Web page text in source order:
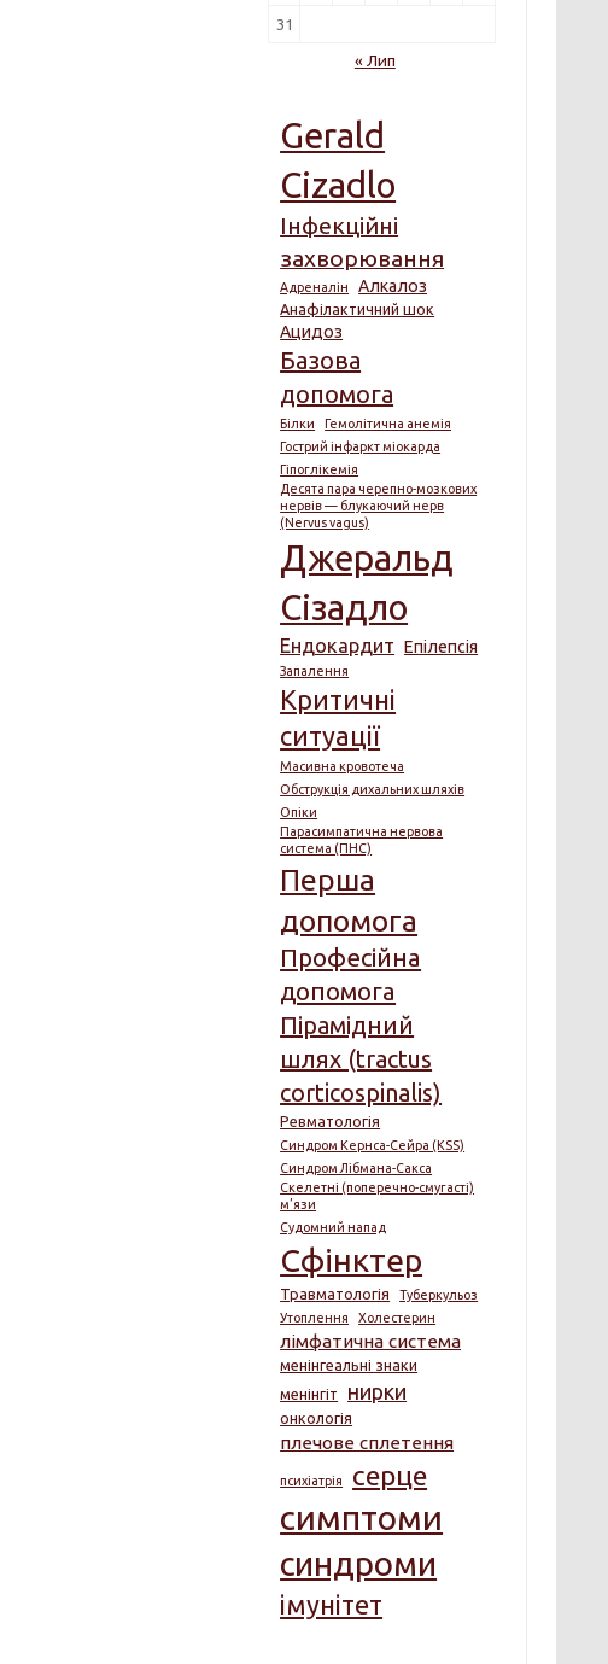
31
« Лип
Gerald
Cizadlo
Інфекційні
захворювання
Адреналін Алкалоз
Анафілактичний шок
Ацидоз
Базова
допомога
Білки
Гемолітична анемія
Гострий інфаркт міокарда
Гіпоглікемія
Десята пара черепно-мозкових
нервів — блукаючий нерв
(Nervus vagus)
Джеральд
Сізадло
Ендокардит Епілепсія
Запалення
Критичні
ситуації
Масивна кровотеча
Обструкція дихальних шляхів
Опіки
Парасимпатична нервова
система (ПНС)
Перша
допомога
Професійна
допомога
Пірамідний
шлях (tractus
corticospinalis)
Ревматологія
Синдром Кернса-Сейра (KSS)
Синдром Лібмана-Сакса
Скелетні (поперечно-смугасті)
м’язи
Судомний напад
Сфінктер
Травматологія
Туберкульоз
Утоплення
Холестерин
лімфатична система
менінгеальні знаки
менінгіт
нирки
онкологія
плечове сплетення
психіатрія серце
симптоми
синдроми
імунітет